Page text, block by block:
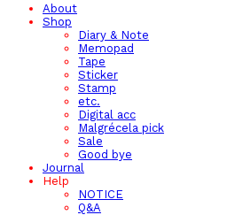
About
Shop
Diary & Note
Memopad
Tape
Sticker
Stamp
etc.
Digital acc
Malgrécela pick
Sale
Good bye
Journal
Help
NOTICE
Q&A